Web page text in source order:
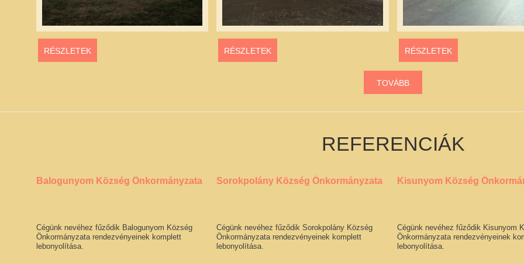
RÉSZLETEK RÉSZLETEK RÉSZLETEK
TOVÁBB
REFERENCIÁK
Balogunyom Község Önkormányzata
Cégünk nevéhez fűződik Balogunyom Község
Önkormányzata rendezvényeinek komplett
lebonyolítása.
Sorokpolány Község Önkormányzata
Cégünk nevéhez fűződik Sorokpolány Község
Önkormányzata rendezvényeinek komplett
lebonyolítása.
Kisunyom Község
Cégünk nevéhez fűződik Kisunyom
Önkormányzata rendezvényeinek
lebonyolítása.